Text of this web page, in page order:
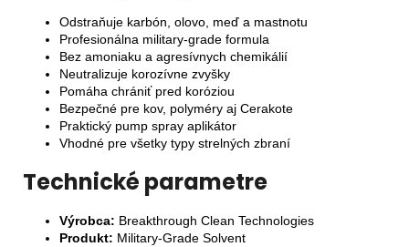
Odstraňuje karbón, olovo, meď a mastnotu
Profesionálna military-grade formula
Bez amoniaku a agresívnych chemikálií
Neutralizuje korozívne zvyšky
Pomáha chrániť pred koróziou
Bezpečné pre kov, polyméry aj Cerakote
Praktický pump spray aplikátor
Vhodné pre všetky typy strelných zbraní
Technické parametre
Výrobca: Breakthrough Clean Technologies
Produkt: Military-Grade Solvent